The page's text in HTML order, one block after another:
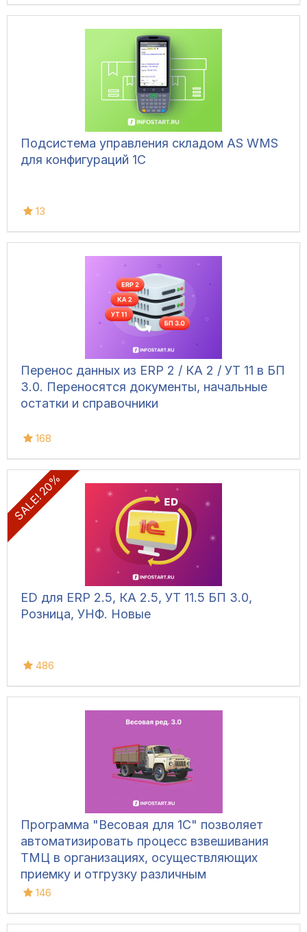
Подсистема управления складом AS WMS
для конфигураций 1С
13
Перенос данных из ERP 2 / КА 2 / УТ 11 в БП
3.0. Переносятся документы, начальные
остатки и справочники
168
SALE! 20%
ED для ERP 2.5, КА 2.5, УТ 11.5 БП 3.0,
Розница, УНФ. Новые
486
Программа "Весовая для 1С" позволяет
автоматизировать процесс взвешивания
ТМЦ в организациях, осуществляющих
приемку и отгрузку различным
транспортом, для ведения складского
Конфигурация позволяет фиксировать вес
146